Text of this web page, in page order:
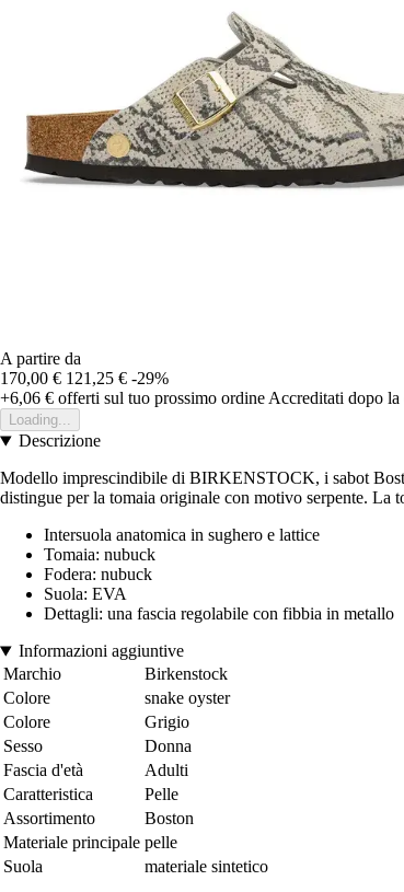
A partire da
170,00 € 121,25 € -29%
+6,06 € offerti sul tuo prossimo ordineAccreditati dopo la
Loading...
Descrizione
Modello imprescindibile di BIRKENSTOCK, i sabot
distingue per la tomaia originale con motivo serpente. La
Intersuola anatomica in sughero e lattice
Tomaia: nubuck
Fodera: nubuck
Suola: EVA
Dettagli: una fascia regolabile con fibbia in metallo
Informazioni aggiuntive
Marchio
Birkenstock
Colore
snake oyster
Colore
Grigio
Sesso
Donna
Fascia d'età
Adulti
Caratteristica
Pelle
Assortimento
Boston
Materiale principale pelle
Suola
materiale sintetico